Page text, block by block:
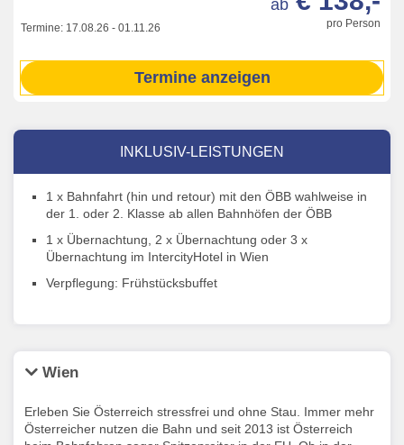
Termine: 17.08.26 - 01.11.26 pro Person
ab
Termine anzeigen
INKLUSIV-LEISTUNGEN
1 x Bahnfahrt (hin und retour) mit den ÖBB wahlweise in
der 1. oder 2. Klasse ab allen Bahnhöfen der ÖBB
1 x Übernachtung, 2 x Übernachtung oder 3 x
Übernachtung im IntercityHotel in Wien
Verpflegung: Frühstücksbuffet
Wien
Erleben Sie Österreich stressfrei und ohne Stau. Immer mehr
Österreicher nutzen die Bahn und seit 2013 ist Österreich